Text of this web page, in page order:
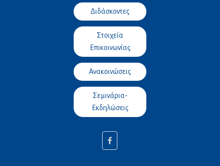
Διδάσκοντες
Στοιχεία
Επικοινωνίας
Ανακοινώσεις
Σεμινάρια-
Εκδηλώσεις